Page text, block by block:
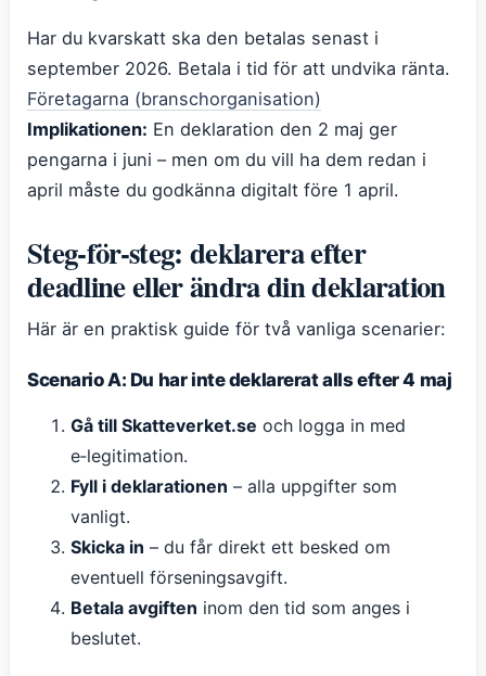
Har du kvarskatt ska den betalas senast i
september 2026. Betala i tid för att undvika ränta.
Företagarna (branschorganisation)
Implikationen: En deklaration den 2 maj ger
pengarna i juni – men om du vill ha dem redan i
april måste du godkänna digitalt före 1 april.
Steg-för-steg: deklarera efter
deadline eller ändra din deklaration
Här är en praktisk guide för två vanliga scenarier:
Scenario A: Du har inte deklarerat alls efter 4 maj
Gå till Skatteverket.se och logga in med
e‑legitimation.
Fyll i deklarationen – alla uppgifter som
vanligt.
Skicka in – du får direkt ett besked om
eventuell förseningsavgift.
Betala avgiften inom den tid som anges i
beslutet.